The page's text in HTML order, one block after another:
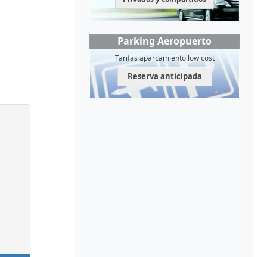
Parking Aeropuerto
Tarifas aparcamiento low cost
Reserva anticipada